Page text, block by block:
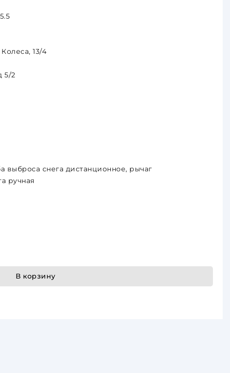
13/4
5/2
снега дистанционное, рычаг
ручная
В корзину